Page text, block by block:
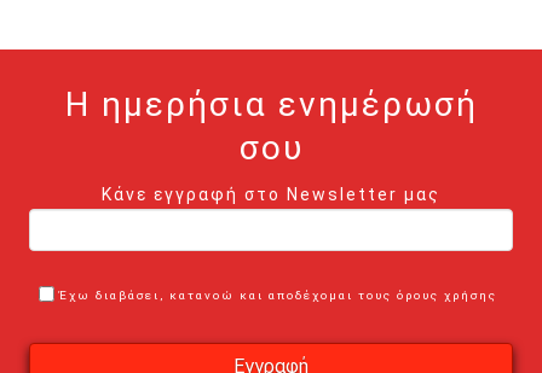
Η ημερήσια ενημέρωσή
σου
Κάνε εγγραφή στο Newsletter μας
Έχω διαβάσει, κατανοώ και αποδέχομαι τους όρους χρήσης